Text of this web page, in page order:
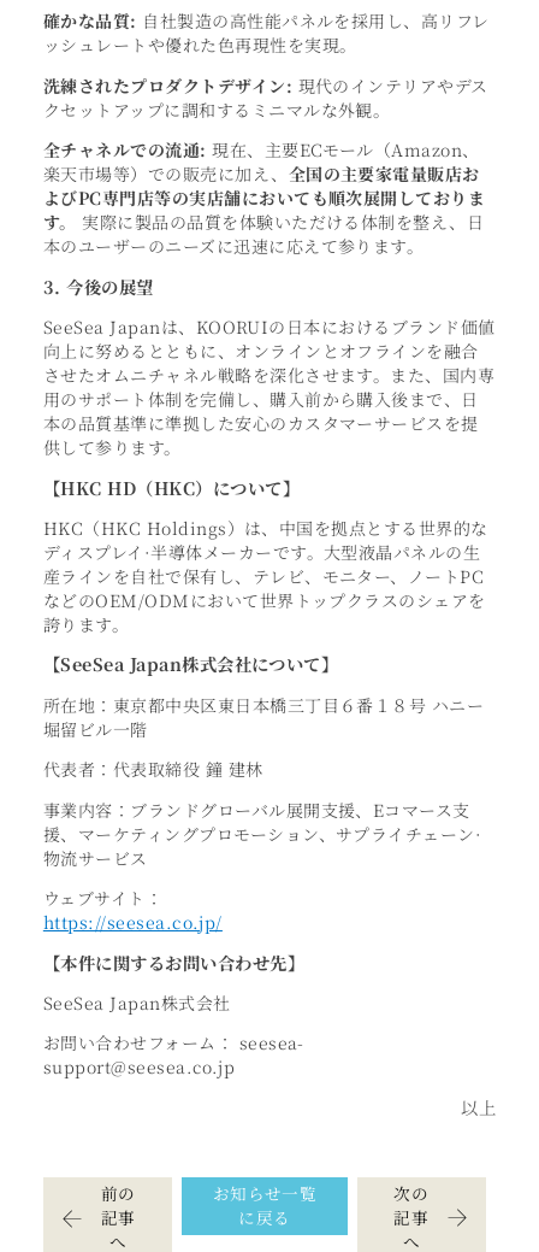
確かな品質: 自社製造の高性能パネルを採用し、高リフレ
ッシュレートや優れた色再現性を実現。
洗練されたプロダクトデザイン: 現代のインテリアやデス
クセットアップに調和するミニマルな外観。
全チャネルでの流通: 現在、主要ECモール（Amazon、
楽天市場等）での販売に加え、 全国の主要家電量販店お
よびPC専門店等の実店舗においても順次展開しておりま
す。
実際に製品の品質を体験いただける体制を整え、日
本のユーザーのニーズに迅速に応えて参ります。
3. 今後の展望
SeeSea Japanは、KOORUIの日本におけるブランド価値
向上に努めるとともに、オンラインとオフラインを融合
させたオムニチャネル戦略を深化させます。また、国内専
用のサポート体制を完備し、購入前から購入後まで、日
本の品質基準に準拠した安心のカスタマーサービスを提
供して参ります。
【HKC HD（HKC）について】
HKC（HKC Holdings）は、中国を拠点とする世界的な
ディスプレイ·半導体メーカーです。大型液晶パネルの生
産ラインを自社で保有し、テレビ、モニター、ノートPC
などのOEM/ODMにおいて世界トップクラスのシェアを
誇ります。
【SeeSea Japan株式会社について】
所在地：東京都中央区東日本橋三丁目６番１８号 ハニー
堀留ビル一階
代表者：代表取締役 鐘 建林
事業内容：ブランドグローバル展開支援、Eコマース支
援、マーケティングプロモーション、サプライチェーン·
物流サービス
ウェブサイト：
https://seesea.co.jp/
【本件に関するお問い合わせ先】
SeeSea Japan株式会社
お問い合わせフォーム： seesea-
support@seesea.co.jp
以上
前の
記事
へ
お知らせ一覧
に戻る
次の
記事
へ